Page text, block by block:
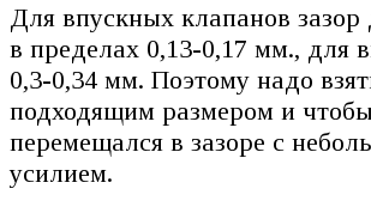
Для впускных клапанов
в пределах 0,13-0,17 мм., для
0,3-0,34 мм. Поэтому надо
подходящим размером и
перемещался в зазоре с
усилием.